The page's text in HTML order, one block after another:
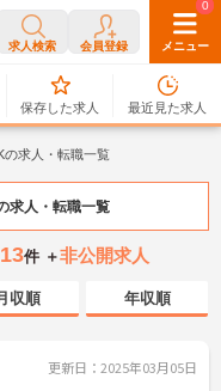
求人検索 会員登録 メニュー
0
保存した求人
0
最近見た求人
の求人・転職一覧
求人・転職一覧
13件 ＋非公開求人
収順 年収順
更新日：2025年03月05日